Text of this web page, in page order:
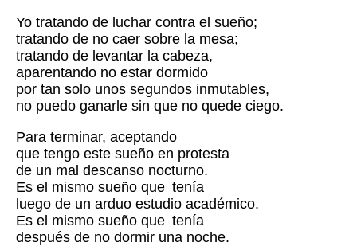
Yo tratando de luchar contra el sueño;
tratando de no caer sobre la mesa;
tratando de levantar la cabeza,
aparentando no estar dormido
por tan solo unos segundos inmutables,
no puedo ganarle sin que no quede ciego.
Para terminar, aceptando
que tengo este sueño en protesta
de un mal descanso nocturno.
Es el mismo sueño que tenía
luego de un arduo estudio académico.
Es el mismo sueño que tenía
después de no dormir una noche.